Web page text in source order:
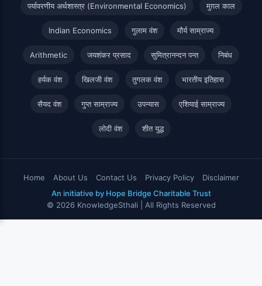
पर्यावरणीय अर्थशास्त्र (Environmental Economics) मुग़ल काल
Indian Economics गुलाम वंश मौर्य साम्राज्य
Arithmetic जयशंकर प्रसाद सुमित्रानन्दन पन्त निबंध
हर्यक वंश खिलजी वंश तुगलक वंश भारतीय इतिहास
सैयद वंश गुप्त साम्राज्य उपन्यास एशियाई साम्राज्य
लोदी वंश शीत युद्ध
Home About Us Contact Us Privacy Policy
Disclaimer
An initiative by Hope Bridge Charitable Trust
© 2026 KnowledgeSthali | All Rights Reserved